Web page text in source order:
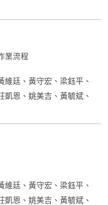
業流程
維廷、黃守宏、梁鈺平、
凱恩、姚美吉、黃毓斌、
維廷、黃守宏、梁鈺平、
凱恩、姚美吉、黃毓斌、